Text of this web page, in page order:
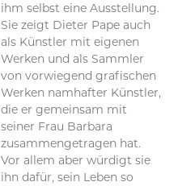
ihm selbst eine Ausstellung.
Sie zeigt Dieter Pape auch
als Künstler mit eigenen
Werken und als Sammler
von vorwiegend grafischen
Werken namhafter Künstler,
die er gemeinsam mit
seiner Frau Barbara
zusammengetragen hat.
Vor allem aber würdigt sie
ihn dafür, sein Leben so